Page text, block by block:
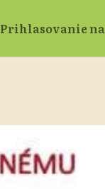
Prihlasovanie